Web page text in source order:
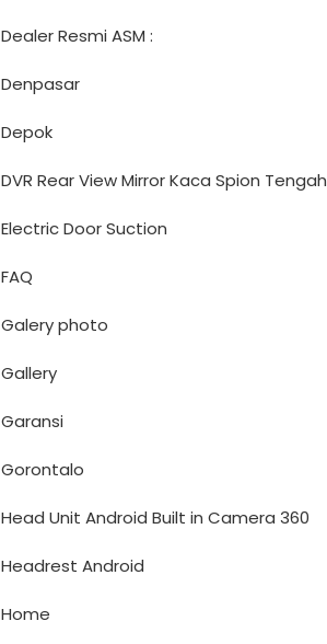
Dealer Resmi ASM :
Denpasar
Depok
DVR Rear View Mirror Kaca Spion Tengah
Electric Door Suction
FAQ
Galery photo
Gallery
Garansi
Gorontalo
Head Unit Android Built in Camera 360
Headrest Android
Home